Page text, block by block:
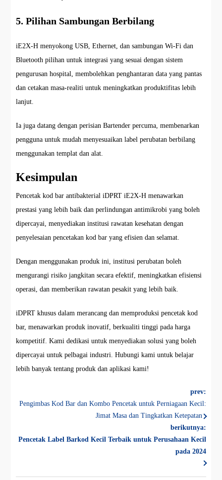
5. Pilihan Sambungan Berbilang
iE2X-H menyokong USB, Ethernet, dan sambungan Wi-Fi dan
Bluetooth pilihan untuk integrasi yang sesuai dengan sistem
pengurusan hospital, membolehkan penghantaran data yang pantas
dan cetakan masa-realiti untuk meningkatkan produktifitas lebih
lanjut.
Ia juga datang dengan perisian Bartender percuma, membenarkan
pengguna untuk mudah menyesuaikan label perubatan berbilang
menggunakan templat dan alat.
Kesimpulan
Pencetak kod bar antibakterial iDPRT iE2X-H menawarkan
prestasi yang lebih baik dan perlindungan antimikrobi yang boleh
dipercayai, menyediakan institusi rawatan kesehatan dengan
penyelesaian pencetakan kod bar yang efisien dan selamat.
Dengan menggunakan produk ini, institusi perubatan boleh
mengurangi risiko jangkitan secara efektif, meningkatkan efisiensi
operasi, dan memberikan rawatan pesakit yang lebih baik.
iDPRT khusus dalam merancang dan memproduksi pencetak kod
bar, menawarkan produk inovatif, berkualiti tinggi pada harga
kompetitif. Kami dedikasi untuk menyediakan solusi yang boleh
dipercayai untuk pelbagai industri. Hubungi kami untuk belajar
lebih banyak tentang produk dan aplikasi kami!
prev:
Pengimbas Kod Bar dan Kombo Pencetak untuk Perniagaan Kecil:
Jimat Masa dan Tingkatkan Ketepatan
berikutnya:
Pencetak Label Barkod Kecil Terbaik untuk Perusahaan Kecil
pada 2024